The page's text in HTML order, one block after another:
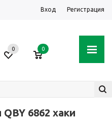
Вход Регистрация
0 0
6862 хаки